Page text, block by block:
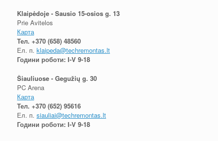
Klaipėdoje - Sausio 15-osios g. 13
Prie Avitelos
Карта
Тел. +370 (658) 48560
Ел. п. klaipeda@techremontas.lt
Години роботи: I-V 9-18
Šiauliuose - Gegužių g. 30
PC Arena
Карта
Тел. +370 (652) 95616
Ел. п. siauliai@techremontas.lt
Години роботи: I-V 9-18